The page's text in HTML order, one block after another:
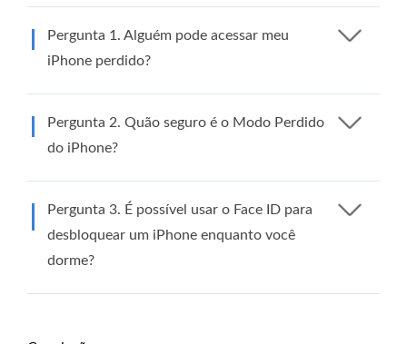
Pergunta 1. Alguém pode acessar meu
iPhone perdido?
Pergunta 2. Quão seguro é o Modo Perdido
do iPhone?
Pergunta 3. É possível usar o Face ID para
desbloquear um iPhone enquanto você
dorme?